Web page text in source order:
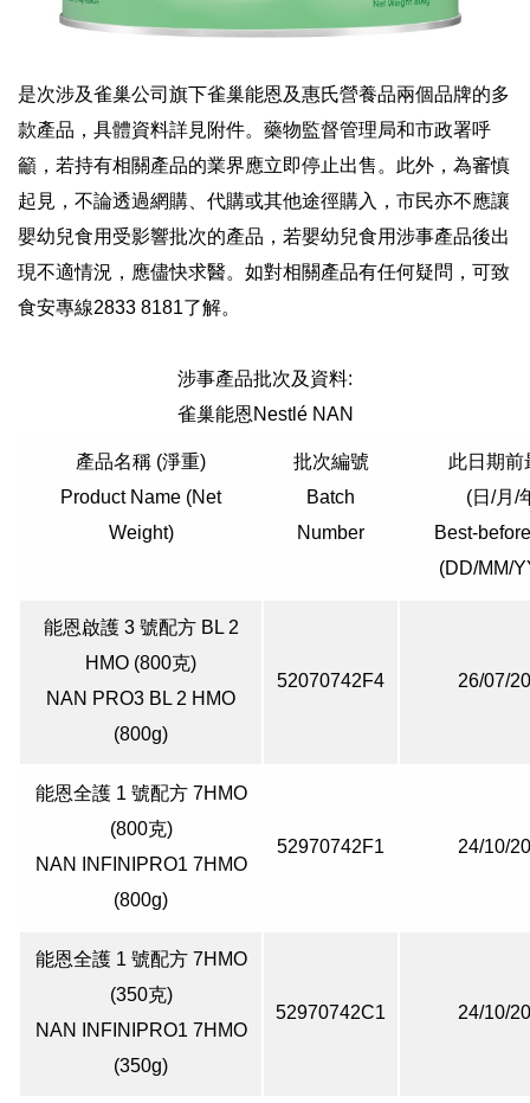
是次涉及雀巢公司旗下雀巢能恩及惠氏營養品兩個品牌的多
款產品，具體資料詳見附件。藥物監督管理局和市政署呼
籲，若持有相關產品的業界應立即停止出售。此外，為審慎
起見，不論透過網購、代購或其他途徑購入，市民亦不應讓
嬰幼兒食用受影響批次的產品，若嬰幼兒食用涉事產品後出
現不適情況，應儘快求醫。如對相關產品有任何疑問，可致
食安專線2833 8181了解。
涉事產品批次及資料:
雀巢能恩Nestlé NAN
產品名稱 (淨重)
Product Name (Net
Weight)
批次編號
Batch
Number
此日期前
(日/月/
Best-
(DD/MM/
能恩啟護 3 號配方 BL 2
HMO (800克)
NAN PRO3 BL 2 HMO
(800g)
52070742F4 26/07/
能恩全護 1 號配方 7HMO
(800克)
NAN INFINIPRO1 7HMO
(800g)
52970742F1 24/10/
能恩全護 1 號配方 7HMO
(350克)
NAN INFINIPRO1 7HMO
(350g)
52970742C1 24/10/